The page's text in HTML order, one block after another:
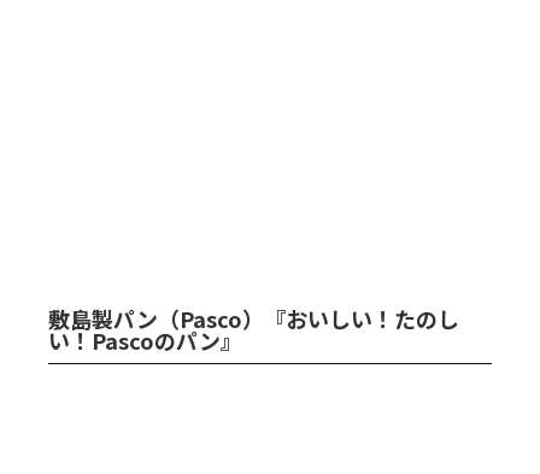
敷島製パン（Pasco）『おいしい！たのし
い！Pascoのパン』